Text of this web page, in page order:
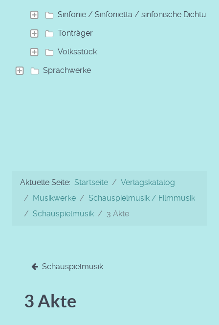
Sinfonie / Sinfonietta / sinfonische Dichtung
Tonträger
Volksstück
Sprachwerke
Aktuelle Seite: Startseite
Verlagskatalog
Musikwerke
Schauspielmusik / Filmmusik
Schauspielmusik
3 Akte
Schauspielmusik
3 Akte